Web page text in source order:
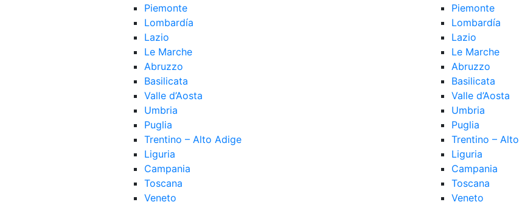
Piemonte
Lombardía
Lazio
Le Marche
Abruzzo
Basilicata
Valle d’Aosta
Umbria
Puglia
Trentino – Alto Adige
Liguria
Campania
Toscana
Veneto
Piemonte
Lombardía
Lazio
Le Marche
Abruzzo
Basilicata
Valle d’Aosta
Umbria
Puglia
Trentino – Alto
Liguria
Campania
Toscana
Veneto